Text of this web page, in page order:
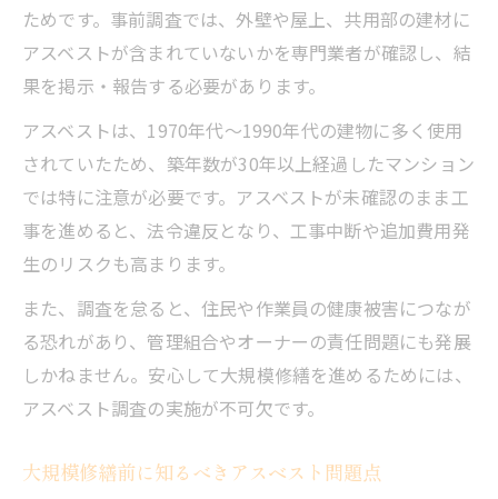
賃貸マンション大規模修繕時のアスベスト
調査義務
所有者・管理会社が知るべき調査の対応策
賃貸物件ならではのアスベスト調査の注意
点とは
賃貸マンションでの大規模修繕と調査費用
の考え方
調査義務が不要となるケースと判断基準を
解説
アスベスト事前調査を行う際の基本ステップと
は
マンション大規模修繕時の事前調査フロー
アスベスト事前調査の依頼から結果までの
ためです。事前調査では、外壁や屋上、共用部の建材に
アスベストが含まれていないかを専門業者が確認し、結
果を掲示・報告する必要があります。
アスベストは、1970年代～1990年代の建物に多く使用
されていたため、築年数が30年以上経過したマンション
では特に注意が必要です。アスベストが未確認のまま工
事を進めると、法令違反となり、工事中断や追加費用発
生のリスクも高まります。
また、調査を怠ると、住民や作業員の健康被害につなが
る恐れがあり、管理組合やオーナーの責任問題にも発展
しかねません。安心して大規模修繕を進めるためには、
アスベスト調査の実施が不可欠です。
大規模修繕前に知るべきアスベスト問題点